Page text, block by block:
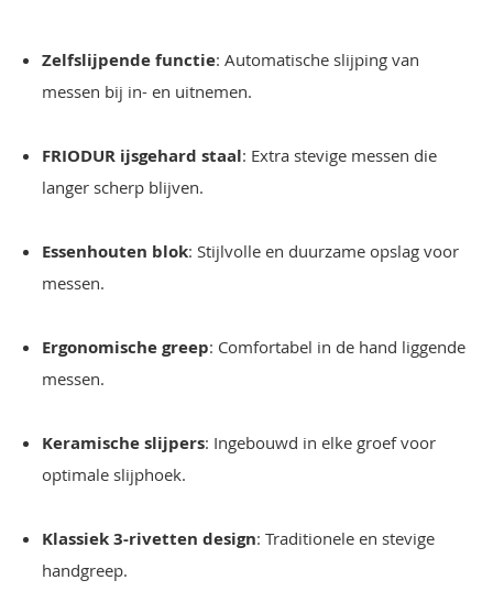
Zelfslijpende functie: Automatische slijping van
messen bij in- en uitnemen.
FRIODUR ijsgehard staal: Extra stevige messen die
langer scherp blijven.
Essenhouten blok: Stijlvolle en duurzame opslag voor
messen.
Ergonomische greep: Comfortabel in de hand liggende
messen.
Keramische slijpers: Ingebouwd in elke groef voor
optimale slijphoek.
Klassiek 3-rivetten design: Traditionele en stevige
handgreep.